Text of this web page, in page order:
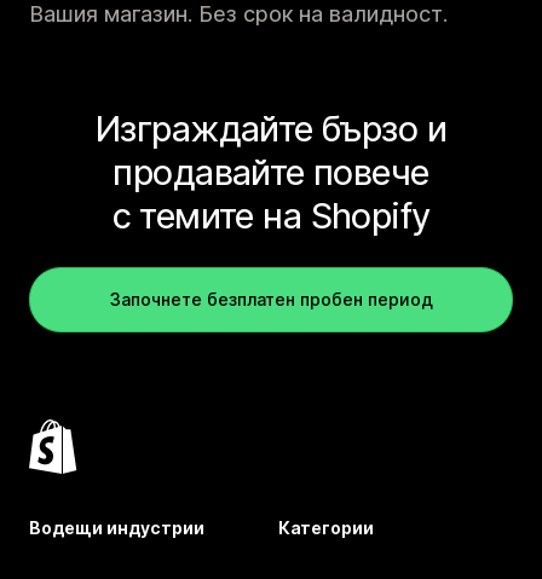
Вашия магазин. Без срок на валидност.
Изграждайте бързо и
продавайте повече
с темите на Shopify
Започнете безплатен пробен период
Водещи индустрии Категории